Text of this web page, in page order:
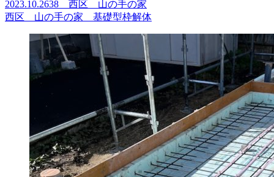
2023.10.2638 西区 山の手の家
西区 山の手の家 基礎型枠解体